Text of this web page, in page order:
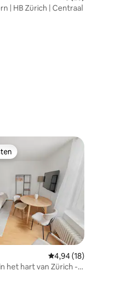
5 op 5, 32 recensies
| HB Zürich | Centraal
Gemiddelde
4,94 (18)
het hart van Zürich -